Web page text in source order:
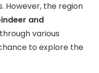
However, the region
and
various
to explore the